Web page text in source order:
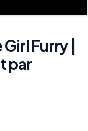
Furry |
par